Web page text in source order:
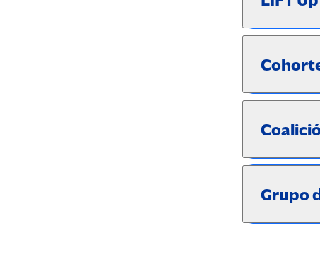
Grupo